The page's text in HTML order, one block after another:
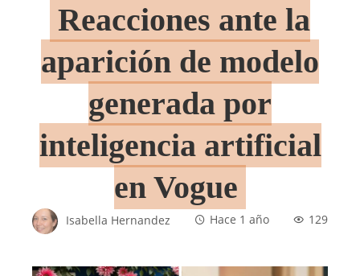
Reacciones ante la
aparición de modelo
generada por
inteligencia artificial
en Vogue
Isabella Hernandez Hace 1 año 129